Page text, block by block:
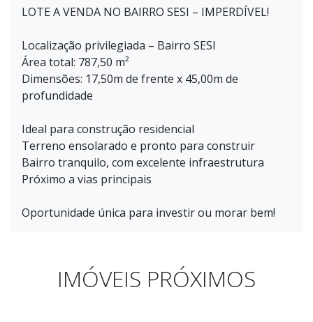
LOTE A VENDA NO BAIRRO SESI – IMPERDÍVEL!
Localização privilegiada – Bairro SESI
Área total: 787,50 m²
Dimensões: 17,50m de frente x 45,00m de
profundidade
Ideal para construção residencial
Terreno ensolarado e pronto para construir
Bairro tranquilo, com excelente infraestrutura
Próximo a vias principais
Oportunidade única para investir ou morar bem!
IMÓVEIS PRÓXIMOS